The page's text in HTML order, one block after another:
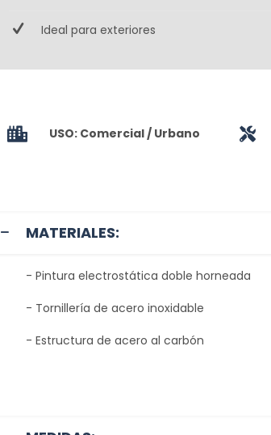
Ideal para exteriores
USO: Comercial / Urbano
MATERIALES:
- Pintura electrostática doble horneada
- Tornillería de acero inoxidable
- Estructura de acero al carbón